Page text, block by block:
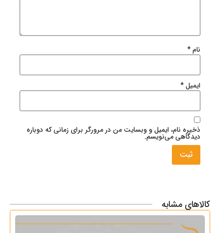
نام*
ایمیل*
ذخیره نام، ایمیل و وبسایت من در مرورگر برای زمانی که دوباره
دیدگاهی می‌نویسم.
کالاهای مشابه